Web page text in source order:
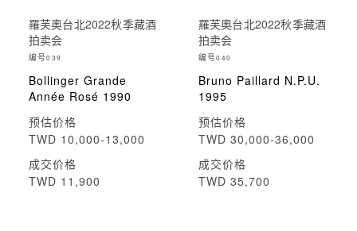
羅芙奧台北2022秋季藏酒
拍卖会
编号039
Bollinger Grande
Année Rosé 1990
预估价格
TWD 10,000-13,000
成交价格
TWD 11,900
羅芙奧台北2022秋季藏酒
拍卖会
编号040
Bruno Paillard N.P.U.
1995
预估价格
TWD 30,000-36,000
成交价格
TWD 35,700